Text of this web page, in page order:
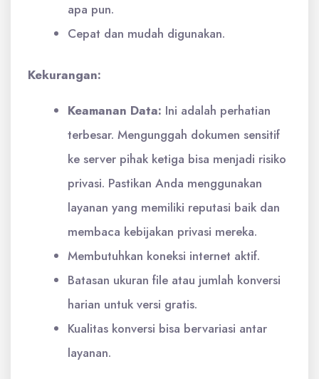
apa pun.
Cepat dan mudah digunakan.
Kekurangan:
Keamanan Data: Ini adalah perhatian
terbesar. Mengunggah dokumen sensitif
ke server pihak ketiga bisa menjadi risiko
privasi. Pastikan Anda menggunakan
layanan yang memiliki reputasi baik dan
membaca kebijakan privasi mereka.
Membutuhkan koneksi internet aktif.
Batasan ukuran file atau jumlah konversi
harian untuk versi gratis.
Kualitas konversi bisa bervariasi antar
layanan.